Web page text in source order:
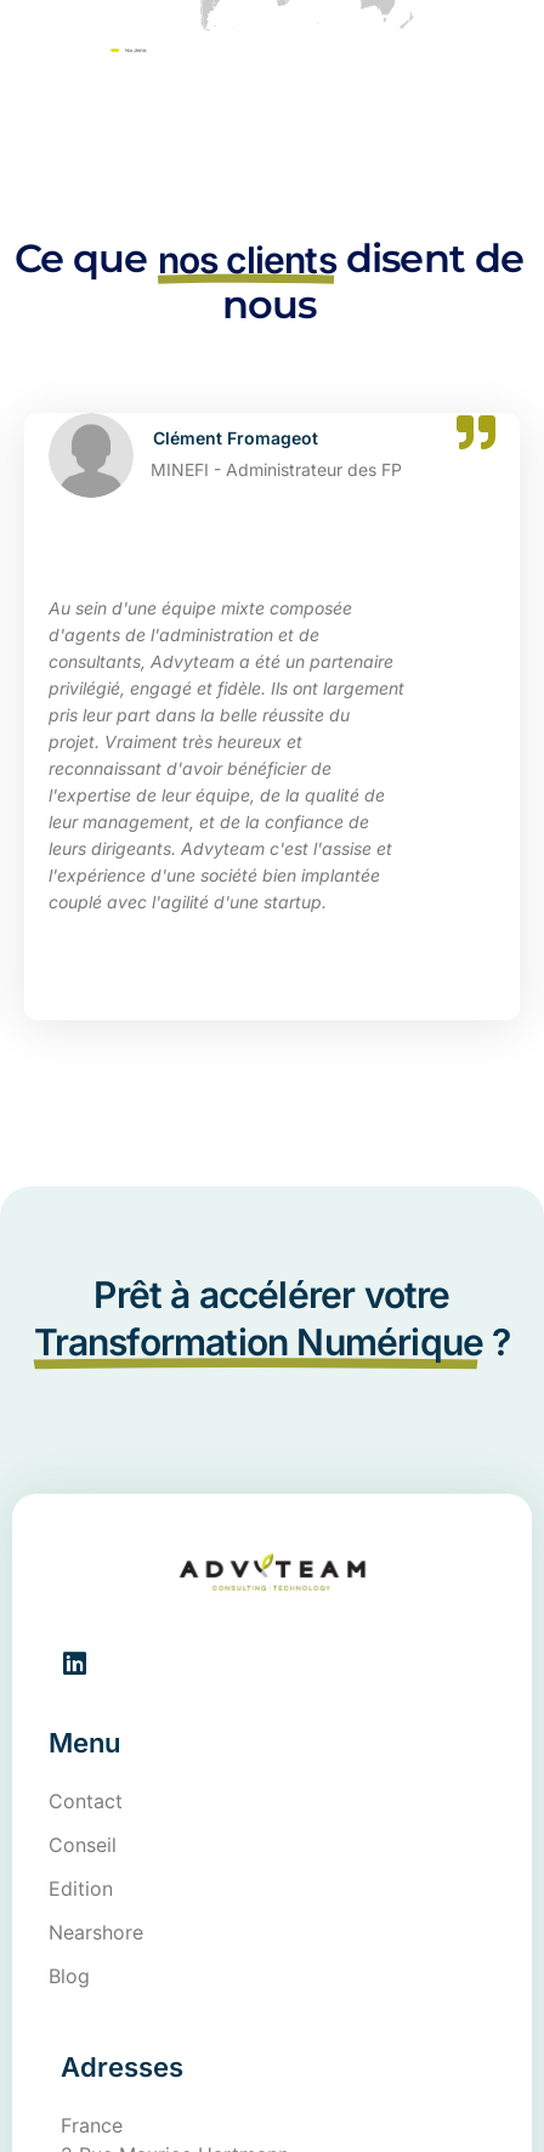
Ce que nos clientsdisent de
nous
Clément Fromageot
MINEFI - Administrateur des FP
sein d'une équipe mixte composée
de l'administration et de
Advyteam a été un partenaire
engagé et fidèle. Ils ont largement
leur part dans la belle réussite du
Vraiment très heureux et
d'avoir bénéficier de
de leur équipe, de la qualité de
management, et de la confiance de
dirigeants. Advyteam c'est l'assise et
d'une société bien implantée
avec l'agilité d'une startup.
Prêt à accélérer votre
Transformation Numérique ?
Menu
Contact
Conseil
Edition
Nearshore
Blog
Adresses
France